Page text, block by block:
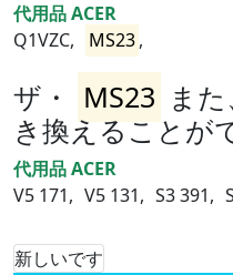
代用品 ACER
Q1VZC,
MS23,
ザ・ MS23 ま
き換えることが
代用品 ACER
V5 171, V5 131, S3 391,
新しいです